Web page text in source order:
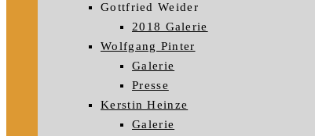
Gottfried Weider
2018 Galerie
Wolfgang Pinter
Galerie
Presse
Kerstin Heinze
Galerie